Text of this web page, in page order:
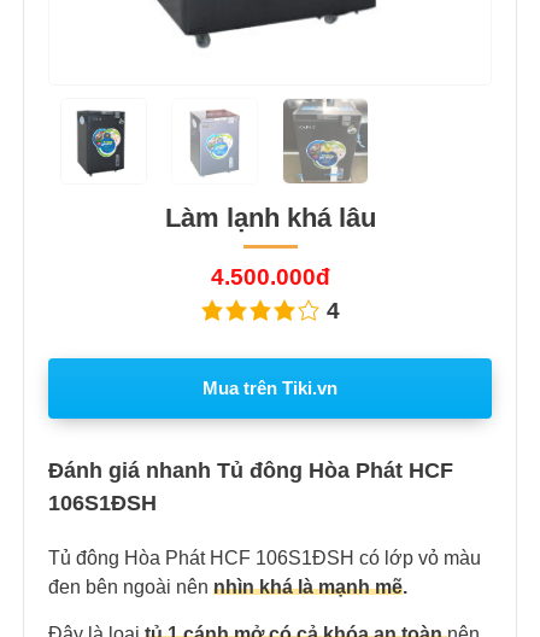
Làm lạnh khá lâu
4.500.000đ
4
Mua trên Tiki.vn
Đánh giá nhanh Tủ đông Hòa Phát HCF
106S1ĐSH
Tủ đông Hòa Phát HCF 106S1ĐSH có lớp vỏ màu
đen bên ngoài nên nhìn khá là mạnh mẽ.